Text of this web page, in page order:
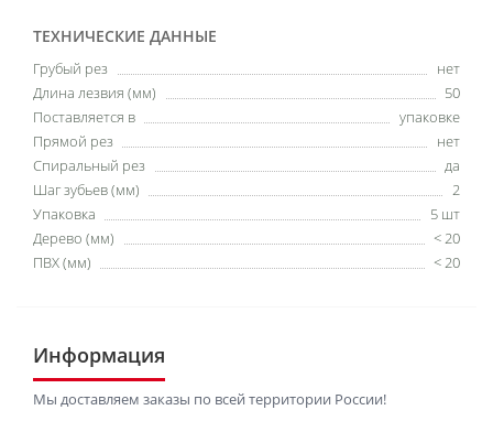
ТЕХНИЧЕСКИЕ ДАННЫЕ
Грубый рез
нет
Длина лезвия (мм)
50
Поставляется в
упаковке
Прямой рез
нет
Спиральный рез
да
Шаг зубьев (мм)
2
Упаковка
5 шт
Дерево (мм)
< 20
ПВХ (мм)
< 20
Информация
Мы доставляем заказы по всей территории России!